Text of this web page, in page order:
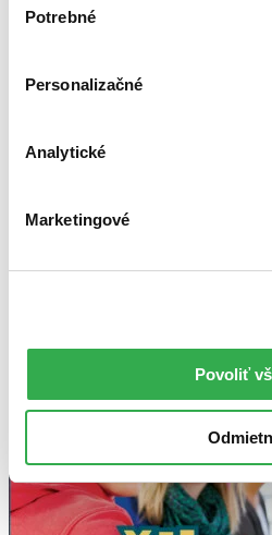
keby sme mohli používať
súhlasu
Potrebné
Personalizačné
Analytické
Marketingové
Povoliť
Do 2 dní
Tento produkt momentálne
Pridať do zoznamu